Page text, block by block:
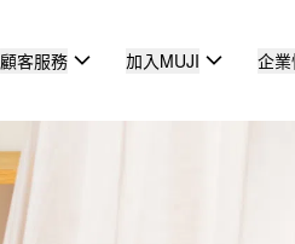
顧客服務 加入MUJI 企